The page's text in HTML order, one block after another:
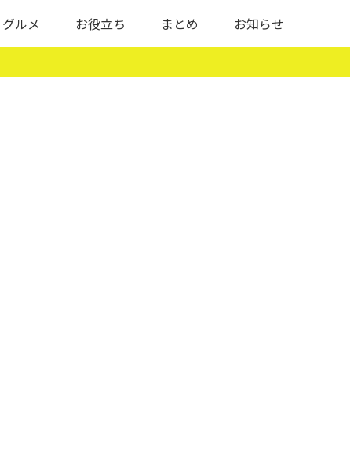
グルメ お役立ち まとめ お知らせ